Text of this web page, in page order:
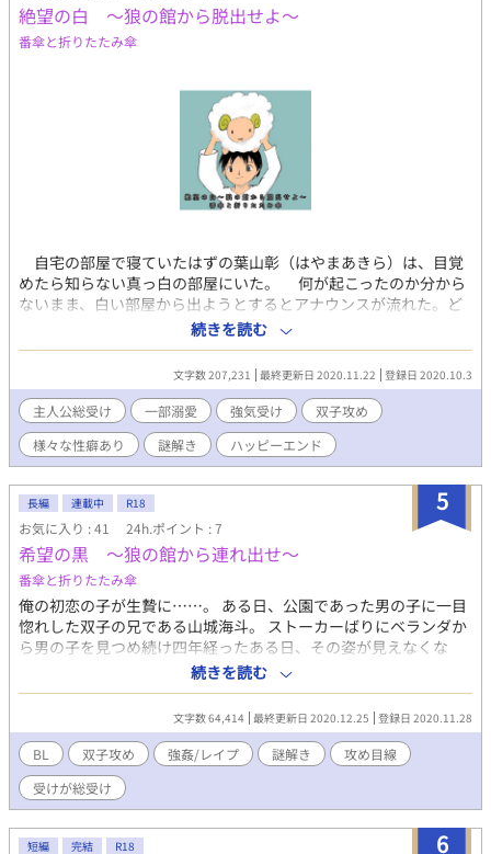
絶望の白 〜狼の館から脱出せよ〜
番傘と折りたたみ傘
自宅の部屋で寝ていたはずの葉山彰（はやまあきら）は、目覚
めたら知らない真っ白の部屋にいた。 何が起こったのか分から
ないまま、白い部屋から出ようとするとアナウンスが流れた。ど
うやら誘拐されてしまったようで、ゲームに強制参加させられて
しまう。ゲームの勝ち条件は、この屋敷から脱出する事。ただ
し、鬼から逃げながらの脱出ゲームだった。負けると何かが起こ
る。彰はこの屋敷から脱出できるのか。 ＊なんでも大丈夫の方、
推奨＊ ・謎解きがあります。 ・受けが酷い目に遭います。 ・攻め
役以外にもヤラれます。 ・予告無しで性描写に入ります。 ・あの
手この手でヤられます。 ・ヤり過ぎ注意報の如く、ヤられます。
・終盤はストーリー重視、ハッピーエンドです。 ・これはフィク
ションです。犯罪だめです！ 2020/11/22 完結しました。
続きを読む
文字数 207,231 最終更新日 2020.11.22 登録日 2020.10.3
主人公総受け 一部溺愛 強気受け
双子攻め
様々な性癖あり
謎解き ハッピーエンド
5
長編 連載中 R18
お気に入り : 41 24h.ポイント : 7
希望の黒 〜狼の館から連れ出せ〜
番傘と折りたたみ傘
俺の初恋の子が生贄に……。 ある日、公園であった男の子に一目
惚れした双子の兄である山城海斗。 ストーカーばりにベランダか
ら男の子を見つめ続け四年経ったある日、その姿が見えなくな
る。心配していた矢先、十年以上前に出て行って音沙汰無かった
兄に呼び出された。幼少期を過ごした屋敷に呼ばれ、行くとそこ
には、愛おしい彼がいた。 誘拐された彼は無理難題のゲームをさ
せられようとしていた。このままでは、生贄にされてしまう。 な
んとか一目惚れした男の子を助けてあげたいと、奮闘する四男の
お話。 「絶望の白 〜狼の館から脱出せよ〜」の海斗目線となり
ます。 葉山彰の目線から見て頂くと、話が分かりやすいかと思わ
れます。 読者の皆様へ 今まで見て下った皆様には大変申し訳あり
ませんが、スランプに陥りました。少しの間お休みしたいと思い
続きを読む
文字数 64,414 最終更新日 2020.12.25 登録日 2020.11.28
BL 双子攻め 強姦/レイプ 謎解き
攻め目線
受けが総受け
6
短編 完結 R18